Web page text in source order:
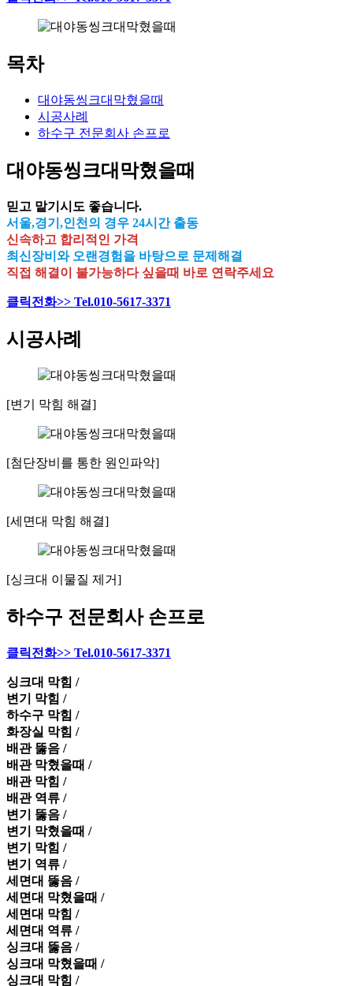
목차
대야동씽크대막혔을때
시공사례
하수구 전문회사 손프로
대야동씽크대막혔을때
믿고 맡기시도 좋습니다.
서울,경기,인천의 경우 24시간 출동
신속하고 합리적인 가격
최신장비와 오랜경험을 바탕으로 문제해결
직접 해결이 불가능하다 싶을때 바로 연락주세요
클릭전화>> Tel.010-5617-3371
시공사례
[변기 막힘 해결]
[첨단장비를 통한 원인파악]
[세면대 막힘 해결]
[싱크대 이물질 제거]
하수구 전문회사 손프로
클릭전화>> Tel.010-5617-3371
싱크대 막힘 /
변기 막힘 /
하수구 막힘 /
화장실 막힘 /
배관 뚫음 /
배관 막혔을때 /
배관 막힘 /
배관 역류 /
변기 뚫음 /
변기 막혔을때 /
변기 막힘 /
변기 역류 /
세면대 뚫음 /
세면대 막혔을때 /
세면대 막힘 /
세면대 역류 /
싱크대 뚫음 /
싱크대 막혔을때 /
싱크대 막힘 /